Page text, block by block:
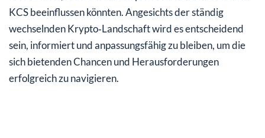
KCS beeinflussen könnten. Angesichts der ständig
wechselnden Krypto‑Landschaft wird es entscheidend
sein, informiert und anpassungsfähig zu bleiben, um die
sich bietenden Chancen und Herausforderungen
erfolgreich zu navigieren.